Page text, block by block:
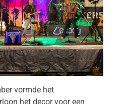
vormde het
het decor voor een